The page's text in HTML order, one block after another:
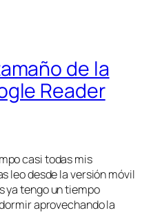
de la
Reader
casi todas mis
leo desde la versión móvil
ya tengo un tiempo
aprovechando la